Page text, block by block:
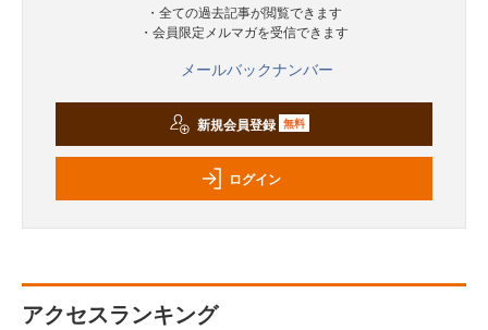
・全ての過去記事が閲覧できます
・会員限定メルマガを受信できます
メールバックナンバー
新規会員登録 無料
ログイン
アクセスランキング